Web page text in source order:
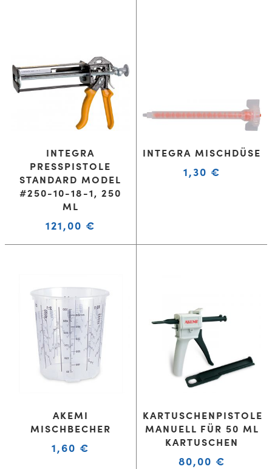
INTEGRA
PRESSPISTOLE
STANDARD MODEL
#250-10-18-1, 250
ML
121,00 €
INTEGRA MISCHDÜSE
1,30 €
AKEMI
MISCHBECHER
1,60 €
KARTUSCHENPISTOLE
MANUELL FÜR 50 ML
KARTUSCHEN
80,00 €